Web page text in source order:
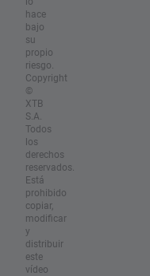
hace
bajo
su
propio
riesgo.
Copyright
©
XTB
S.A.
Todos
los
derechos
reservados.
Está
prohibido
copiar,
modificar
y
distribuir
este
vídeo